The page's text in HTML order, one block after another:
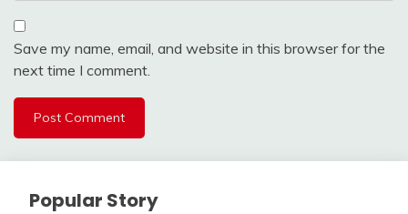
Save my name, email, and website in this browser for the
next time I comment.
Popular Story